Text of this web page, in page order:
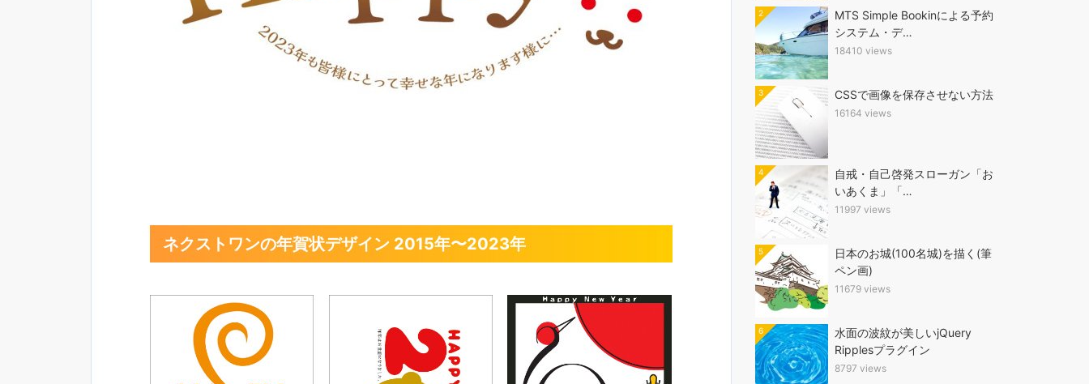
ネクストワンの年賀状デザイン 2015年〜2023年
2
MTS Simple Bookinによる予約
システム・デ…
18410 views
3 CSSで画像を保存させない方法
16164 views
4
自戒・自己啓発スローガン「お
いあくま」「…
11997 views
5
日本のお城(100名城)を描く(筆
ペン画)
11679 views
6
水面の波紋が美しいjQuery
Ripplesプラグイン
8797 views